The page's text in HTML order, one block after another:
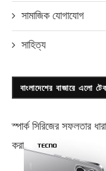
সামাজিক যোগাযোগ
সাহিত্য
বাংলাদেশের বাজারে এলো
স্পার্ক সিরিজের সফলতার
করা